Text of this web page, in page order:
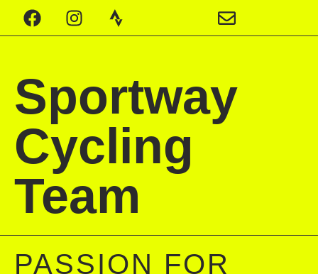
Sportway
Cycling
Team
PASSION FOR